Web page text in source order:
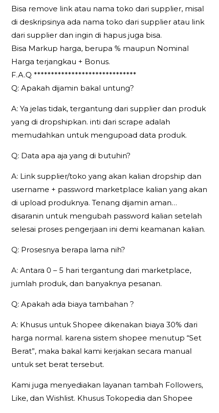
Bisa remove link atau nama toko dari supplier, misal
di deskripsinya ada nama toko dari supplier atau link
dari supplier dan ingin di hapus juga bisa.
Bisa Markup harga, berupa % maupun Nominal
Harga terjangkau + Bonus.
F.A.Q ******************************
Q: Apakah dijamin bakal untung?
A: Ya jelas tidak, tergantung dari supplier dan produk
yang di dropshipkan. inti dari scrape adalah
memudahkan untuk mengupoad data produk.
Q: Data apa aja yang di butuhin?
A: Link supplier/toko yang akan kalian dropship dan
username + password marketplace kalian yang akan
di upload produknya. Tenang dijamin aman…
disaranin untuk mengubah password kalian setelah
selesai proses pengerjaan ini demi keamanan kalian.
Q: Prosesnya berapa lama nih?
A: Antara 0 – 5 hari tergantung dari marketplace,
jumlah produk, dan banyaknya pesanan.
Q: Apakah ada biaya tambahan ?
A: Khusus untuk Shopee dikenakan biaya 30% dari
harga normal. karena sistem shopee menutup “Set
Berat”, maka bakal kami kerjakan secara manual
untuk set berat tersebut.
Kami juga menyediakan layanan tambah Followers,
Like, dan Wishlist. Khusus Tokopedia dan Shopee